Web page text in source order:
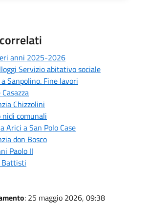
anni 2025-2026
Servizio abitativo sociale
Sanpolino. Fine lavori
Chizzolini
comunali
Arici a San Polo Case
don Bosco
Paolo II
Battisti
: 25 maggio 2026, 09:38